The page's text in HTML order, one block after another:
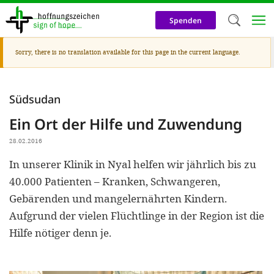
Skip
content
Spenden
Warning
message
Sorry, there is no translation available for this page in the current language.
Südsudan
Ein Ort der Hilfe und Zuwendung
28.02.2016
In unserer Klinik in Nyal helfen wir jährlich bis zu
40.000 Patienten – Kranken, Schwangeren,
Gebärenden und mangelernährten Kindern.
Aufgrund der vielen Flüchtlinge in der Region ist die
Hilfe nötiger denn je.
cookies,
purposes.